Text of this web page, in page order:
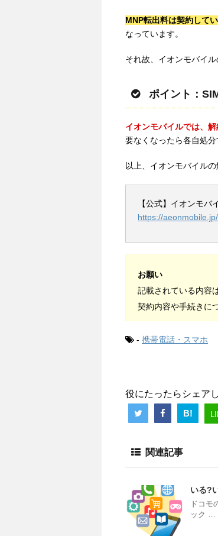
MNP転出料は契約して
なっています。
それ故、イオンモバイ
ポイント：
イオンモバイルでは、
要なくなったら各自処
以上、イオンモバイルの
【公式】イオンモバ
https://aeonmobile.jp/
お願い
記載されている内容
契約内容や手続きに
- 携帯電話・スマホ
役にたったらシェア
B!
関連記事
いる?
ドコモ
ック …